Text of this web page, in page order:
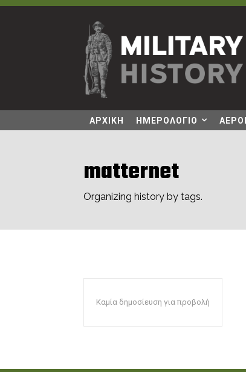
ΑΡΧΙΚΗ ΗΜΕΡΟΛΟΓΙΟ
matternet
Organizing history by tags.
Καμία δημοσίευση για προβολή